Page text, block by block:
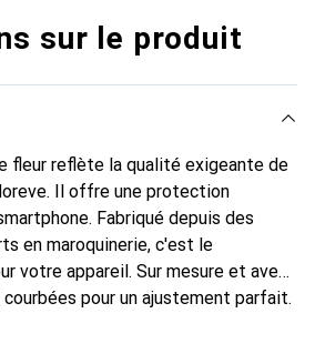
sur le produit
fleur reflète la qualité exigeante de
Il offre une protection
Fabriqué depuis des
en maroquinerie, c'est le
votre appareil. Sur mesure et avec
pour un ajustement parfait.
Noreve est reconnue